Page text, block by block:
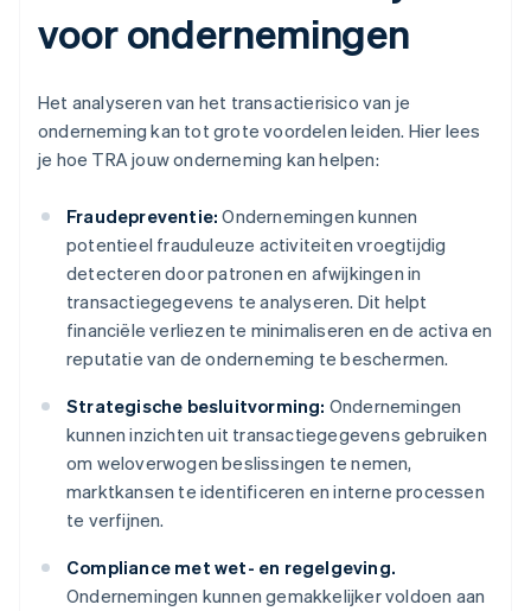
voor ondernemingen
Het analyseren van het transactierisico van je
onderneming kan tot grote voordelen leiden. Hier lees
je hoe TRA jouw onderneming kan helpen:
Fraudepreventie: Ondernemingen kunnen
potentieel frauduleuze activiteiten vroegtijdig
detecteren door patronen en afwijkingen in
transactiegegevens te analyseren. Dit helpt
financiële verliezen te minimaliseren en de activa en
reputatie van de onderneming te beschermen.
Strategische besluitvorming: Ondernemingen
kunnen inzichten uit transactiegegevens gebruiken
om weloverwogen beslissingen te nemen,
marktkansen te identificeren en interne processen
te verfijnen.
Compliance met wet- en regelgeving.
Ondernemingen kunnen gemakkelijker voldoen aan